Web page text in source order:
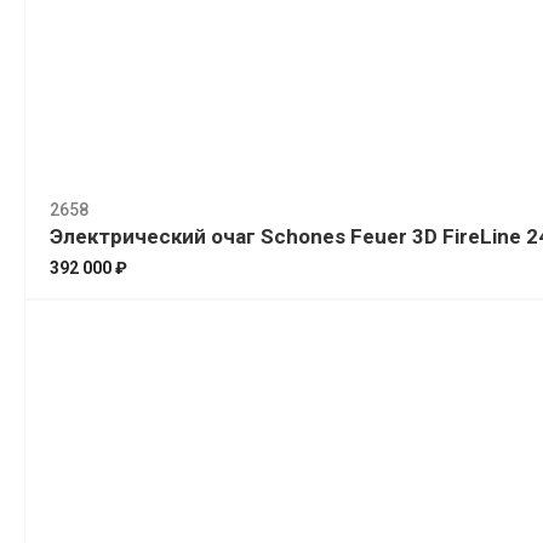
2658
Электрический очаг Schones Feuer 3D FireLine
392 000 ₽